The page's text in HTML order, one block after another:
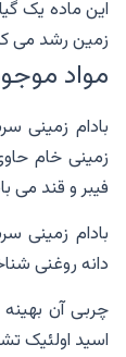
زمین رشد می
مواد
بادام زمینی
فیبر و قند می
بادام زمینی
دانه روغنی
اسید اولئیک